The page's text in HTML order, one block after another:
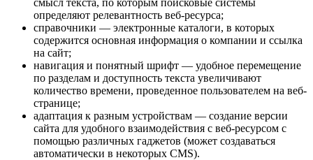
смысл текста, по которым поисковые системы
определяют релевантность веб-ресурса;
справочники — электронные каталоги, в которых
содержится основная информация о компании и ссылка
на сайт;
навигация и понятный шрифт — удобное перемещение
по разделам и доступность текста увеличивают
количество времени, проведенное пользователем на веб-
странице;
адаптация к разным устройствам — создание версии
сайта для удобного взаимодействия с веб-ресурсом с
помощью различных гаджетов (может создаваться
автоматически в некоторых CMS).